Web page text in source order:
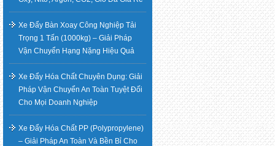
Xe Đẩy Bàn Xoay Công Nghiệp Tải
Trọng 1 Tấn (1000kg) – Giải Pháp
Vận Chuyển Hạng Nặng Hiệu Quả
Xe Đẩy Hóa Chất Chuyên Dụng: Giải
Pháp Vận Chuyển An Toàn Tuyệt Đối
Cho Mọi Doanh Nghiệp
Xe Đẩy Hóa Chất PP (Polypropylene)
– Giải Pháp An Toàn Và Bền Bỉ Cho